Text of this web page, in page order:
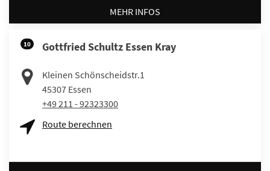
MEHR INFOS
10 Gottfried Schultz Essen Kray
Kleinen Schönscheidstr.1
45307 Essen
+49 211 - 92323300
Route berechnen